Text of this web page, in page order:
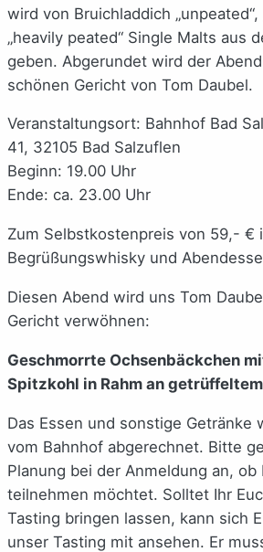
wird von Bruichladdich „unpeated“,
„heavily peated“ Single Malts aus
geben. Abgerundet wird der
schönen Gericht von Tom Daubel.
Veranstaltungsort: Bahnhof Bad
41, 32105 Bad Salzuflen
Beginn: 19.00 Uhr
Ende: ca. 23.00 Uhr
Zum Selbstkostenpreis von 59,- €
Begrüßungswhisky und
Diesen Abend wird uns Tom
Gericht verwöhnen:
Geschmorrte Ochsenbäckchen
Spitzkohl in Rahm an
Das Essen und sonstige Getränke
vom Bahnhof abgerechnet. Bitte
Planung bei der Anmeldung an, ob
teilnehmen möchtet. Solltet Ihr
Tasting bringen lassen, kann sich
unser Tasting mit ansehen. Er